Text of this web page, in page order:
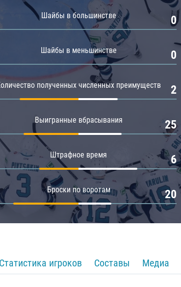
Шайбы в большинстве 0
Шайбы в меньшинстве 0
полученных численных преимуществ 2
Выигранные вбрасывания 25
Штрафное время 6
Броски по воротам 20
Статистика игроков Составы Медиа